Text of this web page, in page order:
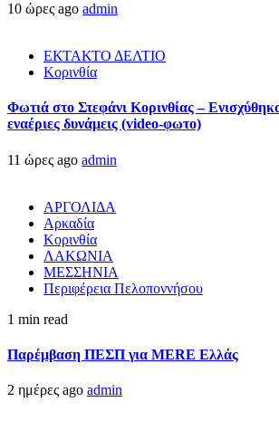
10 ώρες ago admin
ΕΚΤΑΚΤΟ ΔΕΛΤΙΟ
Κορινθία
Φωτιά στο Στεφάνι Κορινθίας –
εναέριες δυνάμεις (video-φωτο)
11 ώρες ago admin
ΑΡΓΟΛΙΔΑ
Αρκαδία
Κορινθία
ΛΑΚΩΝΙΑ
ΜΕΣΣΗΝΙΑ
Περιφέρεια Πελοποννήσου
1 min read
Παρέμβαση ΠΕΣΠ για MERE Ελλάς
2 ημέρες ago admin